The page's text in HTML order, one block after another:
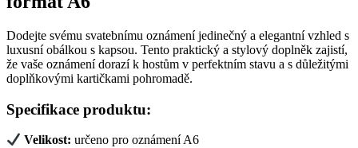
Dodejte svému svatebnímu oznámení jedinečný a elegantní vzhled s
luxusní obálkou s kapsou. Tento praktický a stylový doplněk zajistí,
že vaše oznámení dorazí k hostům v perfektním stavu a s důležitými
doplňkovými kartičkami pohromadě.
Specifikace produktu:
Velikost: určeno pro oznámení A6